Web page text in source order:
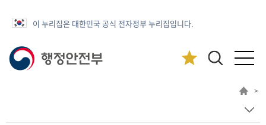
이 누리집은 대한민국 공식 전자정부 누리집입니다.
>